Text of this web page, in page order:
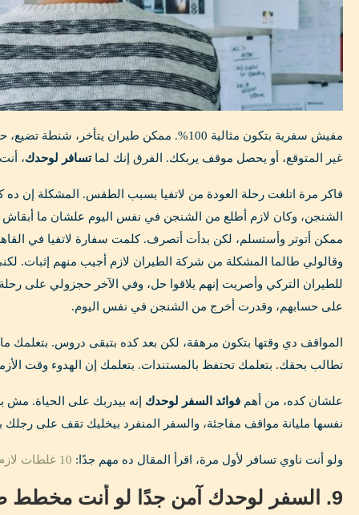
مفيش سفرية بتكون مثالية 100%. ممكن طيران يتأخر،
غير المتوقع، أو يحصل موقف يربكك. الفرق إنك لماتسافر لوحدك،
فاكر مرة اتلغت رحلة العودة من لاتفيا بسبب الطقس. المشكلة إن ده
الشنجن، وكان لازم أطلع من الشنجن في نفس اليوم علشان ما أبقاش
ممكن أتوتر وأستسلم، لكن بدأت أتصرف. كلمت سفارة لاتفيا في
وقالولي طالما المشكلة من شركة الطيران لازم أجيب منهم إثبات.
للطيران التركي وأصريت إنهم يلاقوا حل، وفي الآخر حجزولي على
على حسابهم، وقدرت أخرج من الشنجن في نفس اليوم.
المواقف دي وقتها بتكون مرهقة، لكن بعد كده بتبقى دروس. بتعلمك
تطالب بحقك. بتعلمك تحتفظ بالمستندات. بتعلمك إن الهدوء وقت
علشان كده، من أهم فوائد السفر لوحدك إنه بيدربك على الحياة.
نفسها مليانة مواقف مفاجئة، والسفر المنفرد بيخليك تقف على
ولو أنت ناوي تسافر لأول مرة، اقرأ المقال ده مهم جدًا: 10 غلطات لازم تتفاداهم لو هتسافر أول مرة
9. السفر لوحدك آمن جدًا لو أنت مخطط صح